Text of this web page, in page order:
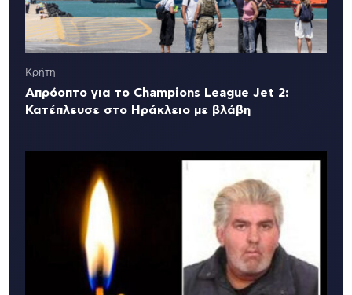
Κρήτη
Απρόοπτο για το Champions League Jet 2:
Κατέπλευσε στο Ηράκλειο με βλάβη